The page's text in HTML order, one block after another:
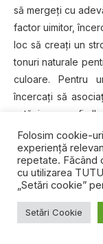
să mergeţi cu
factor uimitor,
loc să creaţi un
tonuri naturale
culoare. Pentru
încercaţi să
astăzi, cum ar fi
Dormitoare
Folosim cookie-
experiență
repetate. Făcând
cu utilizarea
„Setări cookie”
Setări Cookie